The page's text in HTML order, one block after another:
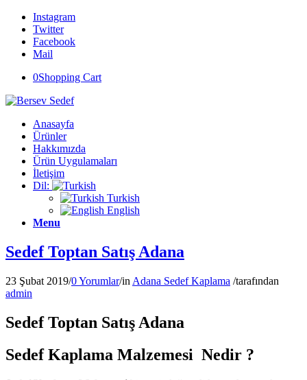
Instagram
Twitter
Facebook
Mail
0Shopping Cart
Anasayfa
Ürünler
Hakkımızda
Ürün Uygulamaları
İletişim
Dil:
Turkish
English
Menu
Sedef Toptan Satış Adana
23 Şubat 2019/0 Yorumlar/in Adana Sedef Kaplama /tarafından
admin
Sedef Toptan Satış Adana
Sedef Kaplama Malzemesi Nedir ?